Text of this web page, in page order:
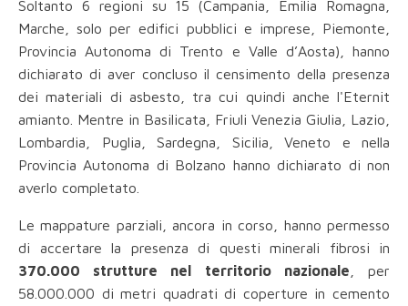
Soltanto 6 regioni su 15
(Campania, Emilia Romagna,
Marche, solo per edifici pubblici e imprese, Piemonte,
Provincia Autonoma di Trento e Valle d’Aosta), hanno
dichiarato di aver concluso il censimento della presenza
dei materiali di asbesto, tra cui quindi anche l'Eternit
amianto. Mentre in Basilicata, Friuli Venezia Giulia, Lazio,
Lombardia, Puglia, Sardegna, Sicilia, Veneto e nella
Provincia Autonoma di Bolzano hanno dichiarato di non
averlo completato.
Le mappature parziali, ancora in corso, hanno permesso
di accertare la presenza di questi minerali fibrosi in
370.000 strutture nel territorio nazionale , per
58.000.000 di metri quadrati di coperture in cemento